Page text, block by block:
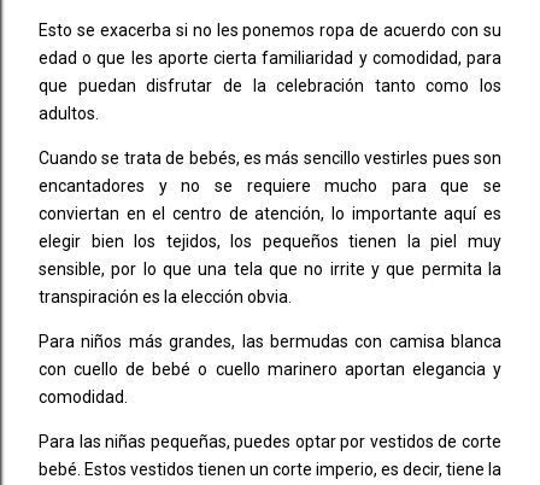
Esto se exacerba si no les ponemos ropa de acuerdo con su
edad o que les aporte cierta familiaridad y comodidad, para
que puedan disfrutar de la celebración tanto como los
adultos.
Cuando se trata de bebés, es más sencillo vestirles pues son
encantadores y no se requiere mucho para que se
conviertan en el centro de atención, lo importante aquí es
elegir bien los tejidos, los pequeños tienen la piel muy
sensible, por lo que una tela que no irrite y que permita la
transpiración es la elección obvia.
Para niños más grandes, las bermudas con camisa blanca
con cuello de bebé o cuello marinero aportan elegancia y
comodidad.
Para las niñas pequeñas, puedes optar por vestidos de corte
bebé. Estos vestidos tienen un corte imperio, es decir, tiene la